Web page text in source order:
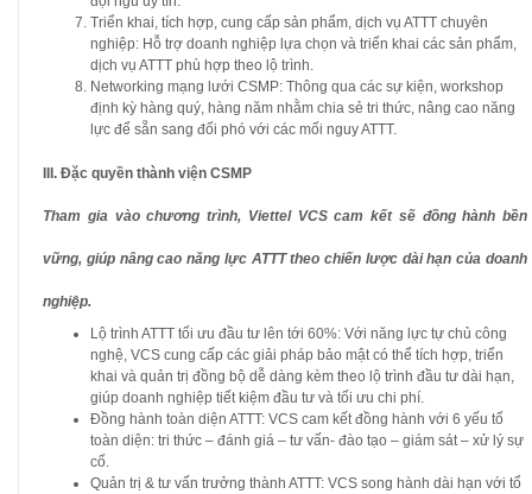
Triển khai, tích hợp, cung cấp sản phẩm, dịch vụ ATTT chuyên
nghiệp: Hỗ trợ doanh nghiệp lựa chọn và triển khai các sản phẩm,
dịch vụ ATTT phù hợp theo lộ trình.
Networking mạng lưới CSMP: Thông qua các sự kiện, workshop
định kỳ hàng quý, hàng năm nhằm chia sẻ tri thức, nâng cao năng
lực để sẵn sang đối phó với các mối nguy ATTT.
III. Đặc quyền thành viện CSMP
Tham gia vào chương trình, Viettel VCS cam kết sẽ đồng hành bền
vững, giúp nâng cao năng lực ATTT theo chiến lược dài hạn của doanh
nghiệp.
Lộ trình ATTT tối ưu đầu tư lên tới 60%: Với năng lực tự chủ công
nghệ, VCS cung cấp các giải pháp bảo mật có thể tích hợp, triển
khai và quản trị đồng bộ dễ dàng kèm theo lộ trình đầu tư dài hạn,
giúp doanh nghiệp tiết kiệm đầu tư và tối ưu chi phí.
Đồng hành toàn diện ATTT: VCS cam kết đồng hành với 6 yếu tố
toàn diện: tri thức – đánh giá – tư vấn- đào tạo – giám sát – xử lý sự
cố.
Quản trị & tư vấn trưởng thành ATTT: VCS song hành dài hạn với tổ